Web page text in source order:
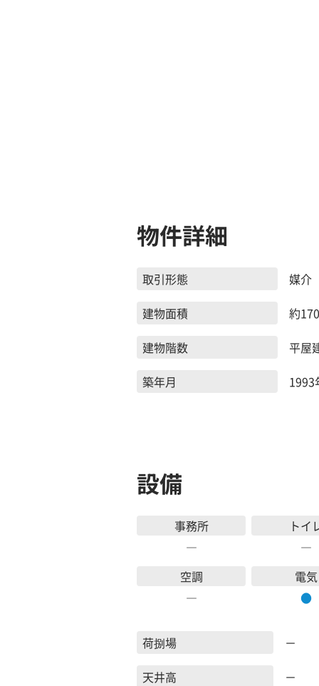
物件詳細
取引形態
媒介
建物面積
約
建物階数
平屋
築年月
1993
設備
事務所
―
トイ
―
空調
―
電気
●
荷捌場
－
天井高
－